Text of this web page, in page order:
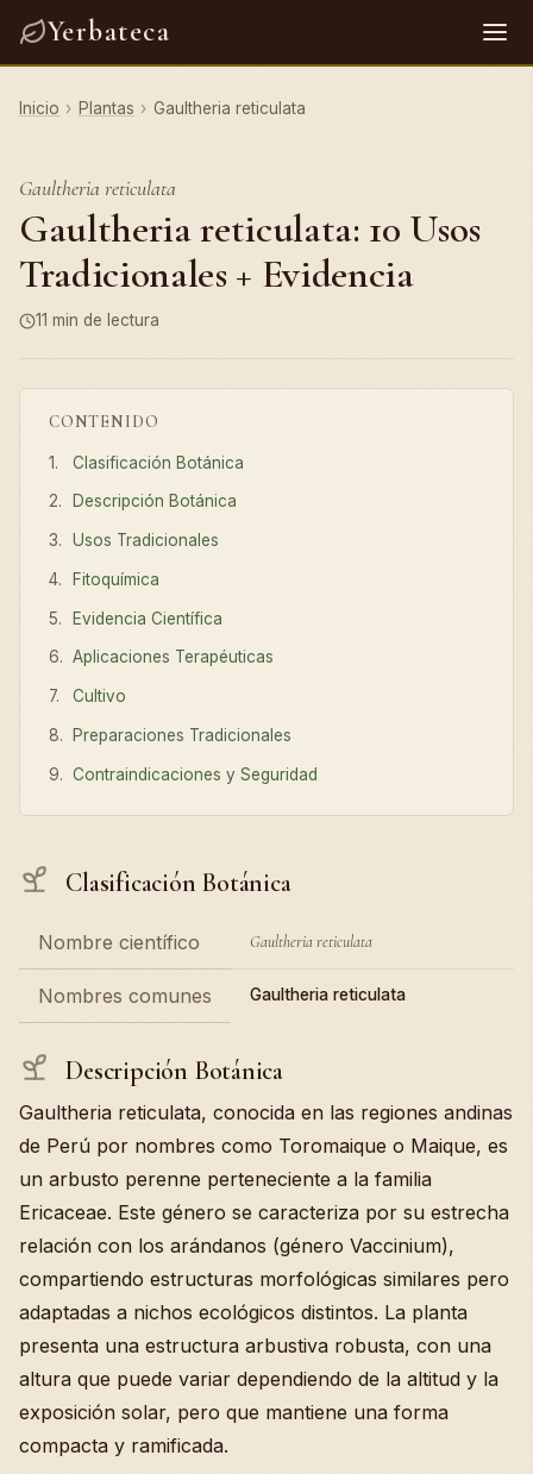
Yerbateca
Inicio › Plantas › Gaultheria reticulata
Gaultheria reticulata
Gaultheria reticulata: 10 Usos
Tradicionales + Evidencia
11 min de lectura
CONTENIDO
Clasificación Botánica
Descripción Botánica
Usos Tradicionales
Fitoquímica
Evidencia Científica
Aplicaciones Terapéuticas
Cultivo
Preparaciones Tradicionales
Contraindicaciones y Seguridad
Clasificación Botánica
Nombre científico Gaultheria reticulata
Nombres comunes Gaultheria reticulata
Descripción Botánica
Gaultheria reticulata, conocida en las regiones andinas
de Perú por nombres como Toromaique o Maique, es
un arbusto perenne perteneciente a la familia
Ericaceae. Este género se caracteriza por su estrecha
relación con los arándanos (género Vaccinium),
compartiendo estructuras morfológicas similares pero
adaptadas a nichos ecológicos distintos. La planta
presenta una estructura arbustiva robusta, con una
altura que puede variar dependiendo de la altitud y la
exposición solar, pero que mantiene una forma
compacta y ramificada.